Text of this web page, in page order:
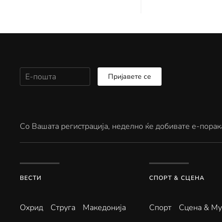
Пријавете се
Со Вашата регистрација, неделно ќе добивате е-
ВЕСТИ
Охрид Струга
Македонија
СПОРТ & СЦЕНА
Спорт Сцена &